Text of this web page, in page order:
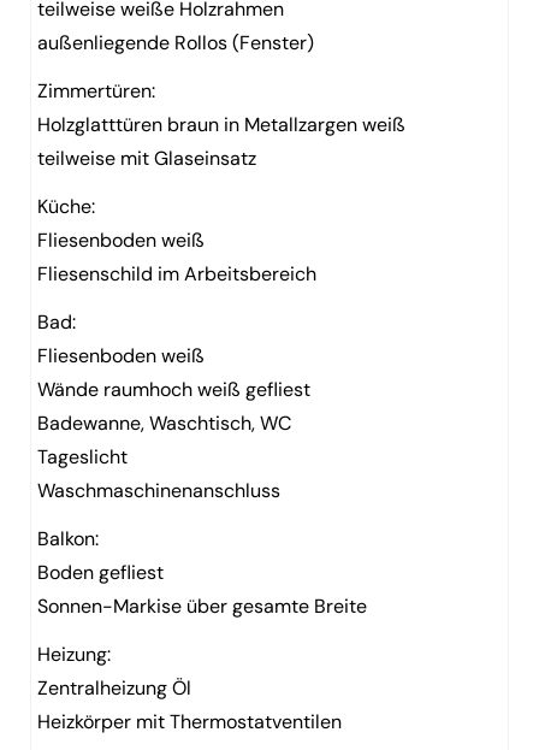
teilweise weiße Holzrahmen
außenliegende Rollos (Fenster)
Zimmertüren:
Holzglatttüren braun in Metallzargen weiß
teilweise mit Glaseinsatz
Küche:
Fliesenboden weiß
Fliesenschild im Arbeitsbereich
Bad:
Fliesenboden weiß
Wände raumhoch weiß gefliest
Badewanne, Waschtisch, WC
Tageslicht
Waschmaschinenanschluss
Balkon:
Boden gefliest
Sonnen-Markise über gesamte Breite
Heizung:
Zentralheizung Öl
Heizkörper mit Thermostatventilen